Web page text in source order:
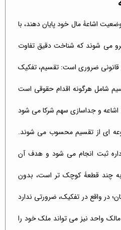
اشاعۀ مال خود پایان دهند، با
می شوند که شناخت دقیق تفاوت
قانونی ضروری است: تقسیم، تفکیک
شامل هرگونه اقدام حقوقی است
اشاعه و جداسازی سهم شرکا می شود
ای از تقسیم محسوب می شوند.
ثبت انجام می شود و هدف آن
چند قطعۀ کوچک تر است، بدون
در واقع در تفکیک، ضرورتی ندارد
واحد نیز می تواند ملک خود را